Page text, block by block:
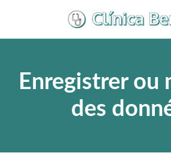
contenu
Enregistrer ou
des